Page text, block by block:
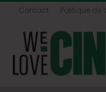
Contact Politique de